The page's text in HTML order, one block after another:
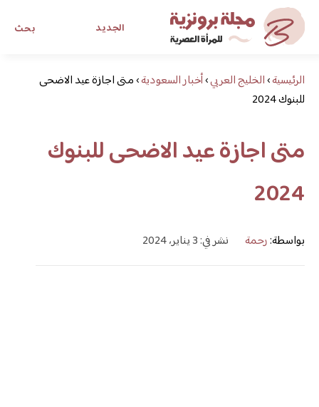
بحث الجديد
مجلة برونزية للفتاة العصريةالرئيسية›الخليج العربي›أخبار السعودية›متى اجازة عيد الاضحى
للبنوك 2024
متى اجازة عيد الاضحى للبنوك
2024
بواسطة:رحمة نشر في: 3 يناير، 2024